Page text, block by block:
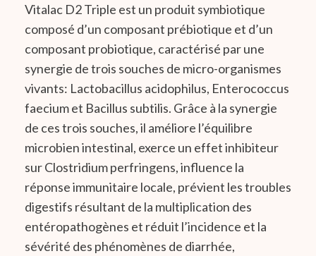
Vitalac D2 Triple est un produit symbiotique
composé d’un composant prébiotique et d’un
composant probiotique, caractérisé par une
synergie de trois souches de micro-organismes
vivants: Lactobacillus acidophilus, Enterococcus
faecium et Bacillus subtilis. Grâce à la synergie
de ces trois souches, il améliore l’équilibre
microbien intestinal, exerce un effet inhibiteur
sur Clostridium perfringens, influence la
réponse immunitaire locale, prévient les troubles
digestifs résultant de la multiplication des
entéropathogènes et réduit l’incidence et la
sévérité des phénomènes de diarrhée,